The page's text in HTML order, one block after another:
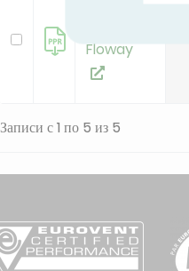
Floway
Записи с 1 по 5 из 5